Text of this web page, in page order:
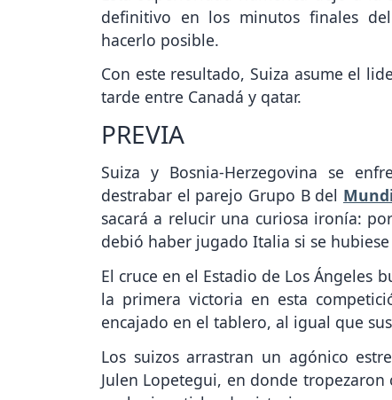
definitivo en los minutos finales
hacerlo posible.
Con este resultado, Suiza asume el
tarde entre Canadá y qatar.
PREVIA
Suiza y Bosnia-Herzegovina se
destrabar el parejo Grupo B del
sacará a relucir una curiosa ironía:
debió haber jugado Italia si se
El cruce en el Estadio de Los Ángeles
la primera victoria en esta
encajado en el tablero, al igual que
Los suizos arrastran un agónico
Julen Lopetegui, en donde